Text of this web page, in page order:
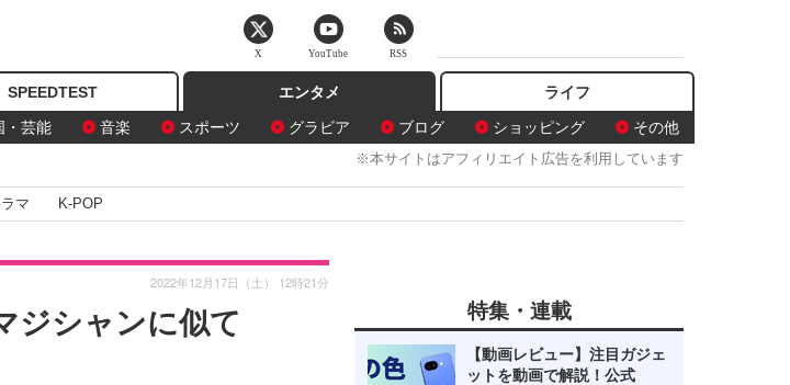
SPEEDTEST
エンタメ
・芸能 音楽 スポーツ グラビア ブログ ショッピング その他
ライフ
※本サイトはアフィリエイト広告を利用しています
マ K-POP
ジシャンに似て
2022年12月17日（土） 12時21分
特集・連載
【動画レビュー】注目ガジェ
ットを動画で解説！公式
X YouTube RSS